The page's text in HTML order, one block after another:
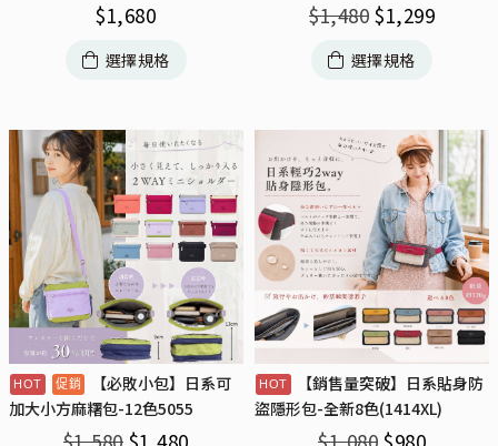
$1,680
選擇規格
$1,480 $1,299
選擇規格
【必敗小包】日系可
加大小方麻糬包-12色5055
【銷售量突破】日系貼身防
盜隱形包-全新8色(1414XL)